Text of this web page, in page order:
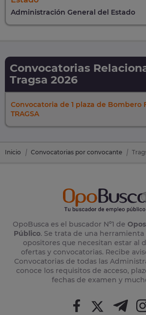
Administración General del Estado
Convocatorias
Tragsa 2026
Convocatoria de 1 plaza de Bombero
TRAGSA
Inicio Convocatorias por convocante
OpoBusca es el buscador Nº1 de
Público. Se trata de una herramienta
opositores que necesitan estar al
ofertas y convocatorias. Recibe
Convocatorias de todas las
conoce los requisitos de acceso,
fechas de examen y